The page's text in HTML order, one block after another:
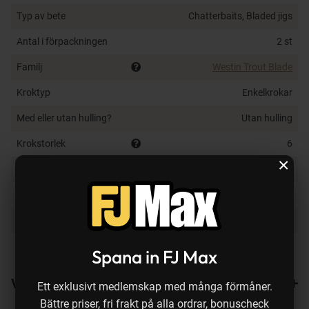
Spana in FJ Max
Ett exklusivt medlemskap med många förmåner.
Bättre priser, fri frakt på alla ordrar, bonuscheck
×
Typ av bete Chatterbaits, Bladed jigs
Antal i förpackningen 2 st
Familj Westin Trout Blade
Kroktyp Enkelkrokar
Med eller utan hulling? Utan hulling
Krokstorlek 6
Sjunkande
Varianter